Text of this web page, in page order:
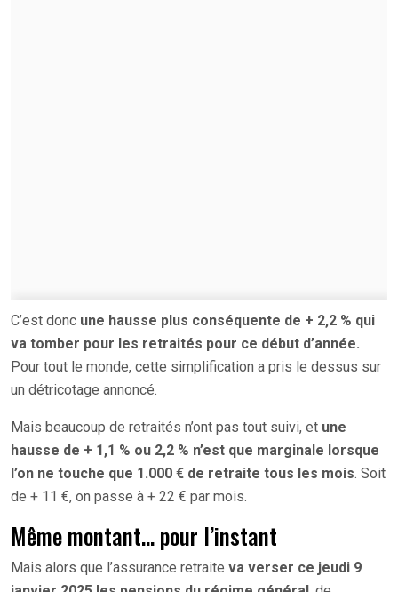
C’est donc une hausse plus conséquente de + 2,2 % qui
va tomber pour les retraités pour ce début d’année.
Pour tout le monde, cette simplification a pris le dessus sur
un détricotage annoncé.
Mais beaucoup de retraités n’ont pas tout suivi, et une
hausse de + 1,1 % ou 2,2 % n’est que marginale lorsque
l’on ne touche que 1.000 € de retraite tous les mois. Soit
de + 11 €, on passe à + 22 € par mois.
Même montant… pour l’instant
Mais alors que l’assurance retraite va verser ce jeudi 9